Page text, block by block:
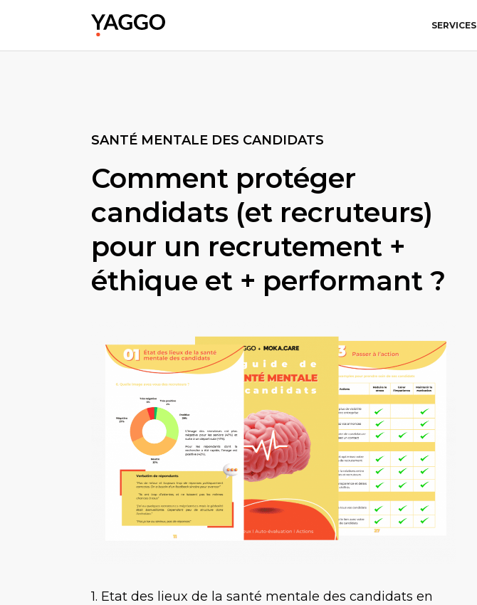
SERVICES
SANTÉ MENTALE DES CANDIDATS
Comment protéger
candidats (et recruteurs)
pour un recrutement +
éthique et + performant ?
1. Etat des lieux de la santé mentale des candidats en